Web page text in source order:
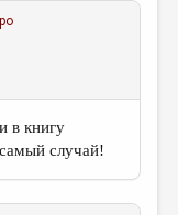
в книгу
случай!